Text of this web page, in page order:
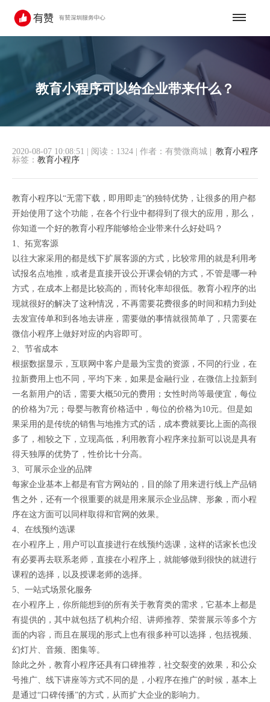
教育小程序可以给企业带来什么？
教育小程序
2020-08-07 10:08:51 阅读：1324 作者：有赞微商城
标签： 教育小程序
教育小程序以“无需下载，即用即走”的独特优势，让很多的用户都
开始使用了这个功能，在各个行业中都得到了很大的应用，那么，
你知道一个好的教育小程序能够给企业带来什么好处吗？
1、拓宽客源
以往大家采用的都是线下扩展客源的方式，比较常用的就是利用考
试报名点地推，或者是直接开设公开课会销的方式，不管是哪一种
方式，在成本上都是比较高的，而转化率却很低。教育小程序的出
现就很好的解决了这种情况，不再需要花费很多的时间和精力到处
去发宣传单和到各地去讲座，需要做的事情就很简单了，只需要在
微信小程序上做好对应的内容即可。
2、节省成本
根据数据显示，互联网中客户是最为宝贵的资源，不同的行业，在
拉新费用上也不同，平均下来，如果是金融行业，在微信上拉新到
一名新用户的话，需要大概50元的费用；女性时尚等最便宜，每位
的价格为7元；母婴与教育价格适中，每位的价格为10元。但是如
果采用的是传统的销售与地推方式的话，成本费就要比上面的高很
多了，相较之下，立现高低，利用教育小程序来拉新可以说是具有
得天独厚的优势了，性价比十分高。
3、可展示企业的品牌
每家企业基本上都是有官方网站的，目的除了用来进行线上产品销
售之外，还有一个很重要的就是用来展示企业品牌、形象，而小程
序在这方面可以同样取得和官网的效果。
4、在线预约选课
在小程序上，用户可以直接进行在线预约选课，这样的话家长也没
有必要再去联系老师，直接在小程序上，就能够做到很快的就进行
课程的选择，以及授课老师的选择。
5、一站式场景化服务
在小程序上，你所能想到的所有关于教育类的需求，它基本上都是
有提供的，其中就包括了机构介绍、讲师推荐、荣誉展示等多个方
面的内容，而且在展现的形式上也有很多种可以选择，包括视频、
幻灯片、音频、图集等。
除此之外，教育小程序还具有口碑推荐，社交裂变的效果，和公众
号推广、线下讲座等方式不同的是，小程序在推广的时候，基本上
是通过“口碑传播”的方式，从而扩大企业的影响力。